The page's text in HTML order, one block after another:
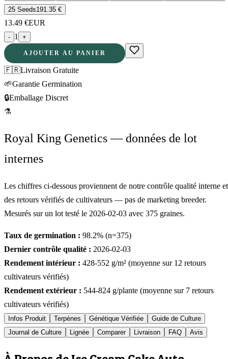
25 Seeds191.35 €
13.49 €EUR
- 1 +
AJOUTER AU PANIER
🇫🇷Livraison Gratuite
🌱Garantie Germination
🔒Emballage Discret
⚗
Royal King Genetics — données de lot
internes
Les chiffres ci-dessous proviennent de notre contrôle qualité interne et
des retours vérifiés de cultivateurs — pas de marketing breeder.
Mesurés sur un lot testé le 2026-02-03 avec 375 graines.
Taux de germination : 98.2% (n=375)
Dernier contrôle qualité : 2026-02-03
Rendement intérieur : 428-552 g/m² (moyenne sur 12 retours
cultivateurs vérifiés)
Rendement extérieur : 544-824 g/plante (moyenne sur 7 retours
cultivateurs vérifiés)
Infos Produit Terpènes Génétique Vérifiée
Guide de Culture
Journal de Culture
Lignée Comparer Livraison FAQ Avis